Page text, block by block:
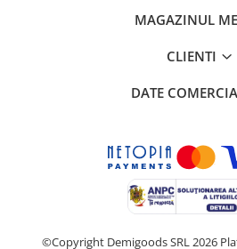
MAGAZINUL
CLIENTI
DATE
©Copyright Demigoods SRL 2026